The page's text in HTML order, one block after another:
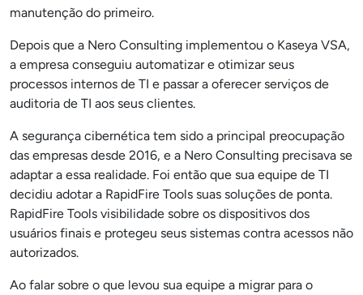
manutenção do primeiro.
Depois que a Nero Consulting implementou o Kaseya VSA,
a empresa conseguiu automatizar e otimizar seus
processos internos de TI e passar a oferecer serviços de
auditoria de TI aos seus clientes.
A segurança cibernética tem sido a principal preocupação
das empresas desde 2016, e a Nero Consulting precisava se
adaptar a essa realidade. Foi então que sua equipe de TI
decidiu adotar a RapidFire Tools suas soluções de ponta.
RapidFire Tools visibilidade sobre os dispositivos dos
usuários finais e protegeu seus sistemas contra acessos não
autorizados.
Ao falar sobre o que levou sua equipe a migrar para o